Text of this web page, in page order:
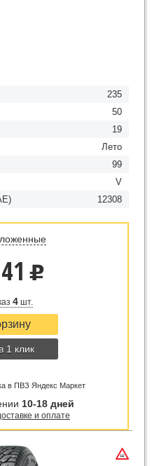
235
50
19
Лето
99
V
12308
u
4шт.
1 клик
в ПВЗ Яндекс Маркет
10-18 дней
и оплате